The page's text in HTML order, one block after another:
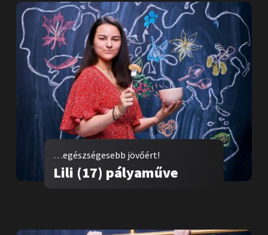
…egészségesebb jövőért!
Lili (17) pályaműve